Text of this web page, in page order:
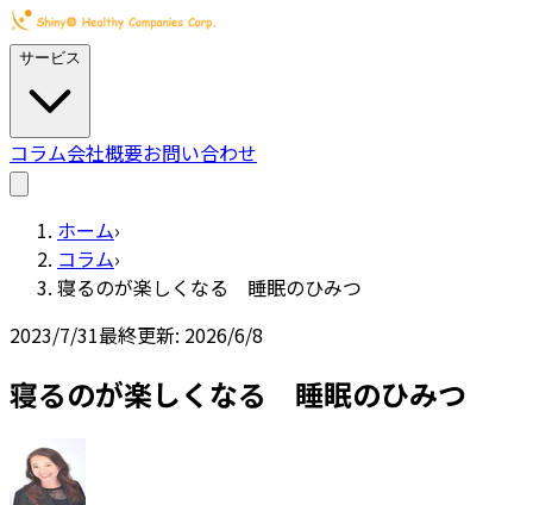
サービス
コラム会社概要お問い合わせ
ホーム›
コラム›
寝るのが楽しくなる 睡眠のひみつ
2023/7/31最終更新: 2026/6/8
寝るのが楽しくなる 睡眠のひみつ